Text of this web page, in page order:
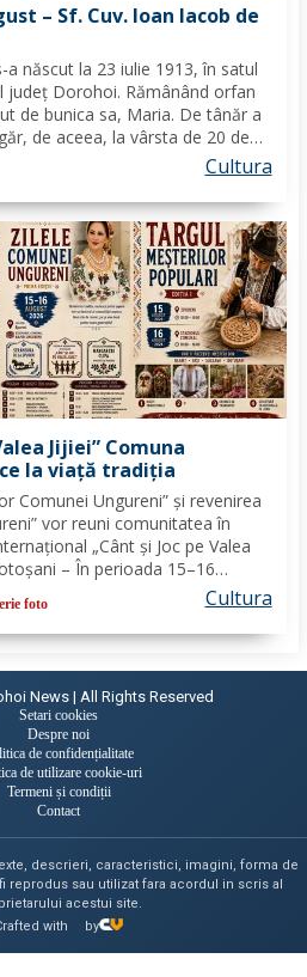
– Sf. Cuv. Ioan Iacob de
născut la 23 iulie 1913, în satul
județ Dorohoi. Rămânând orfan
de bunica sa, Maria. De tânăr a
de aceea, la vârsta de 20 de
spre Mănăstirea Neamț. La 8
Cultura
Jijiei” Comuna
la viață tradiția
Comunei Ungureni” și revenirea
vor reuni comunitatea în
„Cânt și Joc pe Valea
– În perioada 15–16
Ungureni va găzdui unul dintre
culturale...
foto Cultura
News | All Rights Reserved
Setari cookies
Despre noi
de confidențialitate
de utilizare cookie-uri
Termeni și condiții
Contact
descrieri, caracteristici, imagini, forma de
reprodus sau utilizat fara acordul in scris al
acestui site.
with
by